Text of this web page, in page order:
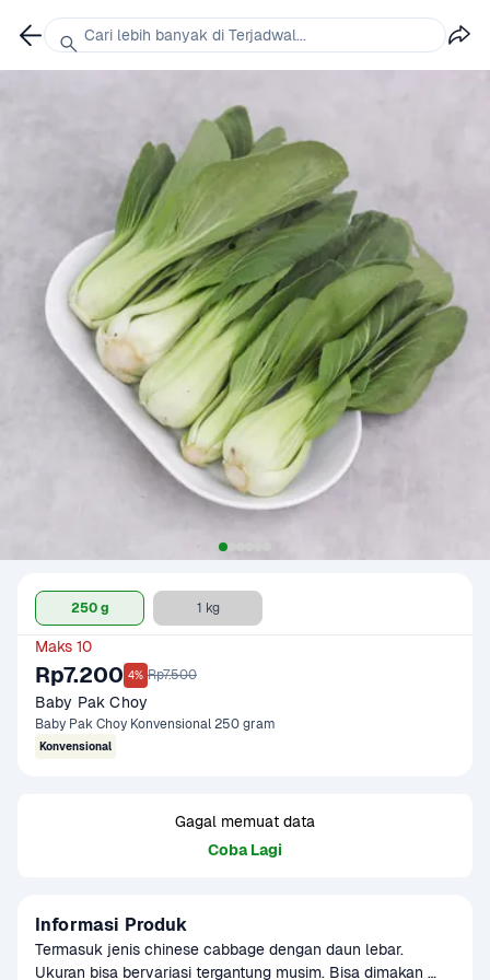
250 g 1 kg
Maks 10
Rp7.200 4% Rp7.500
Baby Pak Choy
Baby Pak Choy Konvensional 250 gram
Konvensional
Gagal memuat data
Coba Lagi
Informasi Produk
Termasuk jenis chinese cabbage dengan daun lebar.
Ukuran bisa bervariasi tergantung musim. Bisa dimakan
Cari lebih banyak di Terjadwal...